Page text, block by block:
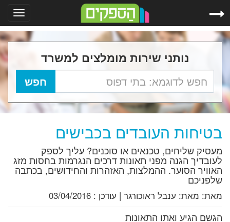
נותני שירות מומלצים למשרד
בטיחות העובדים בכבישים
מעסיק שליחים, טכנאים או סוכנים? עליך לספק
לעובדיך הגנה מפני תאונות דרכים הנגרמות בחסות מזג
האוויר הסוער. ההמלצות, האזהרות והחידושים, בכתבה
שלפניכם
מאת: מאת: ענבל ראוכורגר | עודכן : 03/04/2016
הגשם הגיע ואתו התאונות